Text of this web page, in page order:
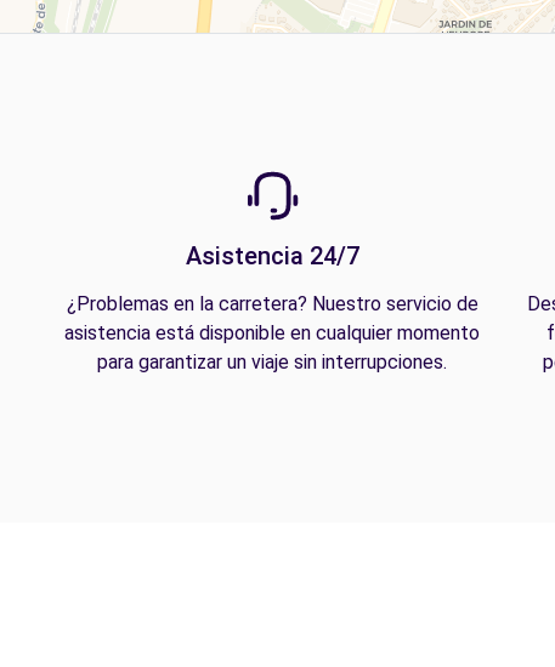
Asistencia 24/7
¿Problemas en la carretera? Nuestro servicio de
asistencia está disponible en cualquier momento
para garantizar un viaje sin interrupciones.